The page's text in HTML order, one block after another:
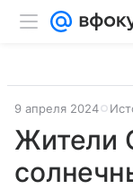
9 апреля 2024
Жители